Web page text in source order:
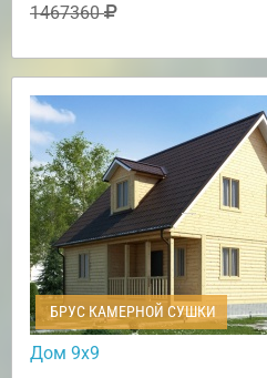
1467360
БРУС КАМЕРНОЙ СУШКИ
Дом 9х9